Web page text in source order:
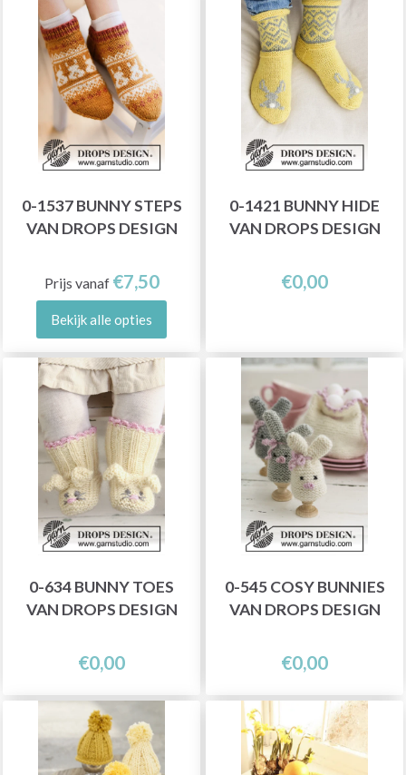
0-1537 BUNNY STEPS
VAN DROPS DESIGN
Prijs vanaf €7,50
Bekijk alle opties
0-1421 BUNNY HIDE
VAN DROPS DESIGN
€0,00
0-634 BUNNY TOES
VAN DROPS DESIGN
€0,00
0-545 COSY BUNNIES
VAN DROPS DESIGN
€0,00